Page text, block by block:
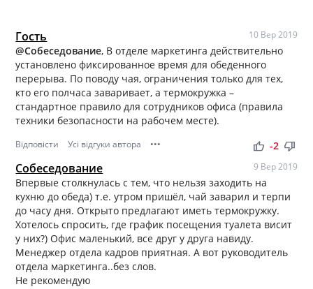
Гость 10 Вер 2019
@Собеседование, В отделе маркетинга действительно
установлено фиксированное время для обеденного
перерыва. По поводу чая, ограничения только для тех,
кто его полчаса заваривает, а термокружка –
стандартное правило для сотрудников офиса (правила
техники безопасности на рабочем месте).
Відповісти Усі відгуки автора ••• thumb_up thumb_down
-2
Собеседование 9 Вер 2019
Впервые столкнулась с тем, что нельзя заходить на
кухню до обеда) т.е. утром пришёл, чай заварил и терпи
до часу дня. Открыто предлагают иметь термокружку.
Хотелось спросить, где график посещения туалета висит
у них?) Офис маленький, все друг у друга навиду.
Менеджер отдела кадров приятная. А вот руководитель
отдела маркетинга..без слов.
Не рекомендую